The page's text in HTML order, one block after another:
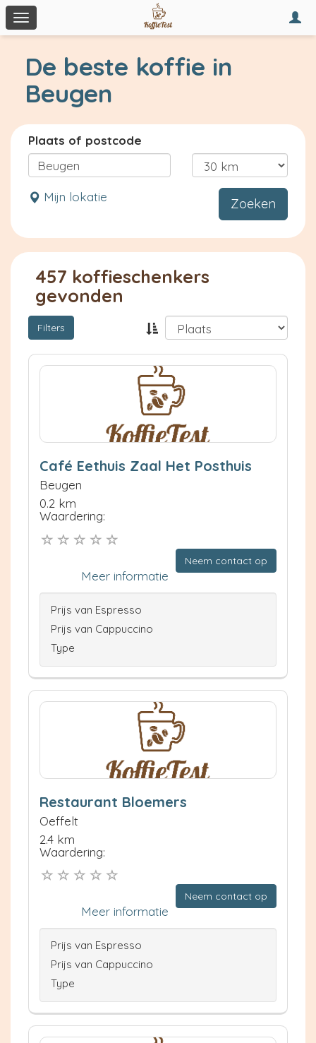
Toggle
navigation
De beste koffie in
Beugen
Plaats of postcode
Mijn lokatie Zoeken
457 koffieschenkers
gevonden
Filters
Café Eethuis Zaal Het Posthuis
Beugen
0.2 km
Waardering:
Neem contact op
Meer informatie
Prijs van Espresso
Prijs van Cappuccino
Type
Restaurant Bloemers
Oeffelt
2.4 km
Waardering:
Neem contact op
Meer informatie
Prijs van Espresso
Prijs van Cappuccino
Type